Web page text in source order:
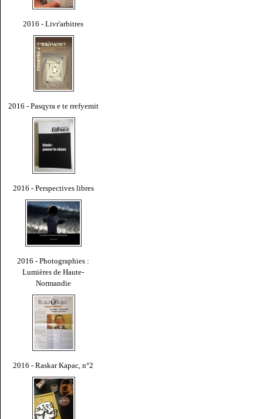
2016 - Livr'arbitres
2016 - Pasqyra e te rrefyemit
2016 - Perspectives libres
2016 - Photographies :
Lumières de Haute-
Normandie
2016 - Raskar Kapac, n°2